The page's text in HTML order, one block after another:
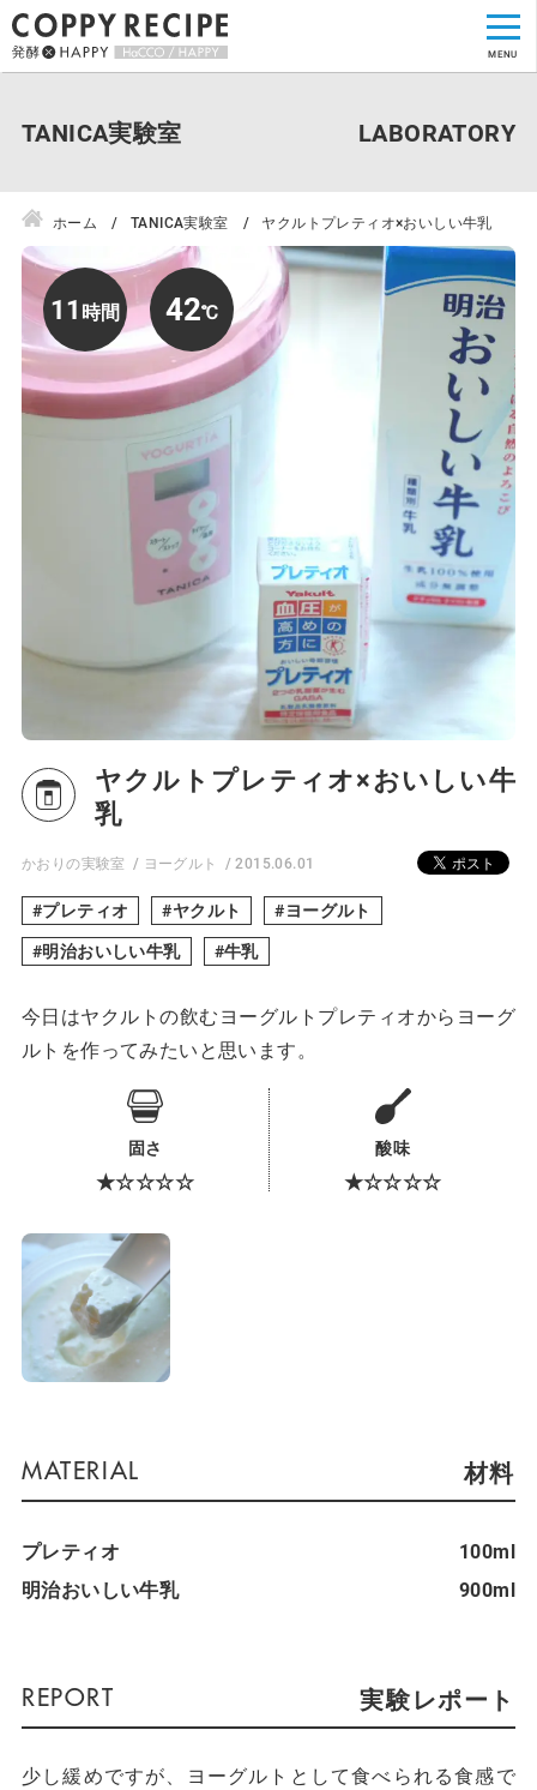
TANICA実験室
ホーム TANICA実験室 ヤクルトプレティオ×おいしい牛乳
11 42
ヤクルトプレティオ×おいしい牛
乳
かおりの実験室 ヨーグルト 2015.06.01
プレティオ ヤクルト
ヨーグルト
明治おいしい牛乳
牛乳
今日はヤクルトの飲むヨーグルトプレティオからヨーグ
ルトを作ってみたいと思います。
固さ
★☆☆☆☆
酸味
★☆☆☆☆
材料
プレティオ
100ml
明治おいしい牛乳
900ml
実験レポート
少し緩めですが、ヨーグルトとして食べられる食感で